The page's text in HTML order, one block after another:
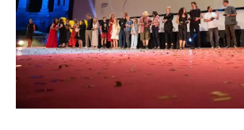
FILM
MUSIC BOX